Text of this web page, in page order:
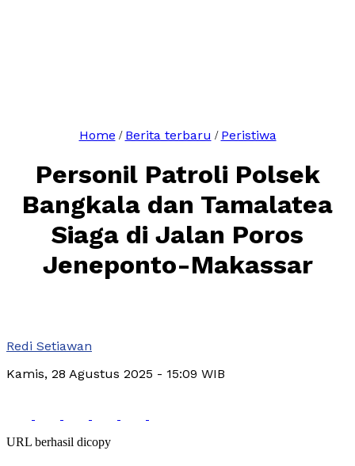
Home / Berita terbaru / Peristiwa
Personil Patroli Polsek
Bangkala dan Tamalatea
Siaga di Jalan Poros
Jeneponto-Makassar
Redi Setiawan
Kamis, 28 Agustus 2025 - 15:09 WIB
URL berhasil dicopy